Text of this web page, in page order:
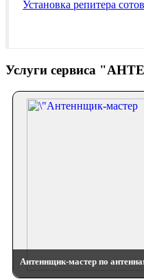
Установка репитера
Услуги сервиса
Антеннщик-мастер по